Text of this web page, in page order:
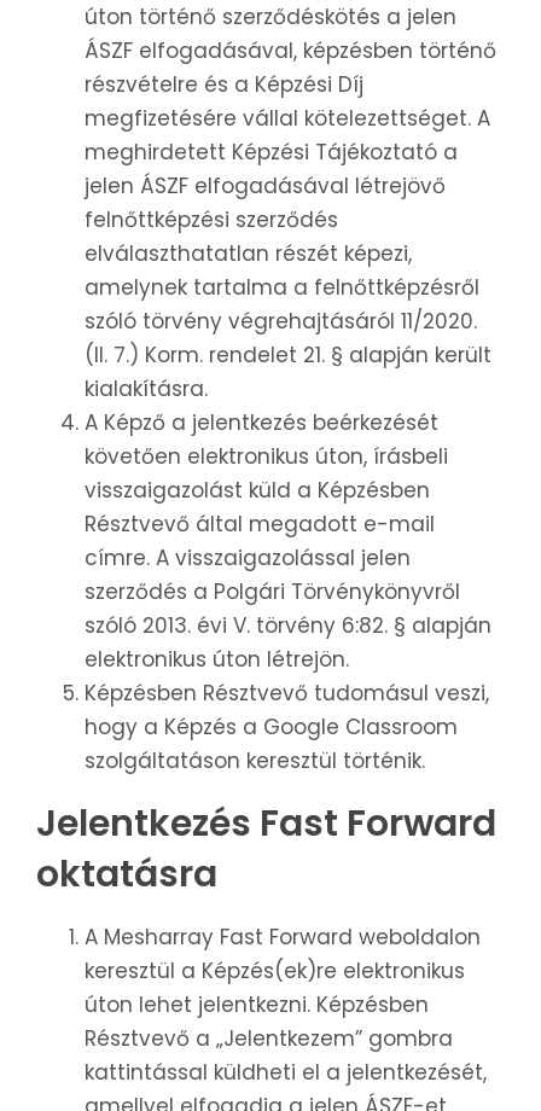
úton történő szerződéskötés a jelen
ÁSZF elfogadásával, képzésben történő
részvételre és a Képzési Díj
megfizetésére vállal kötelezettséget. A
meghirdetett Képzési Tájékoztató a
jelen ÁSZF elfogadásával létrejövő
felnőttképzési szerződés
elválaszthatatlan részét képezi,
amelynek tartalma a felnőttképzésről
szóló törvény végrehajtásáról 11/2020.
(II. 7.) Korm. rendelet 21. § alapján került
kialakításra.
A Képző a jelentkezés beérkezését
követően elektronikus úton, írásbeli
visszaigazolást küld a Képzésben
Résztvevő által megadott e-mail
címre. A visszaigazolással jelen
szerződés a Polgári Törvénykönyvről
szóló 2013. évi V. törvény 6:82. § alapján
elektronikus úton létrejön.
Képzésben Résztvevő tudomásul veszi,
hogy a Képzés a Google Classroom
szolgáltatáson keresztül történik.
Jelentkezés Fast Forward
oktatásra
A Mesharray Fast Forward weboldalon
keresztül a Képzés(ek)re elektronikus
úton lehet jelentkezni. Képzésben
Résztvevő a „Jelentkezem” gombra
kattintással küldheti el a jelentkezését,